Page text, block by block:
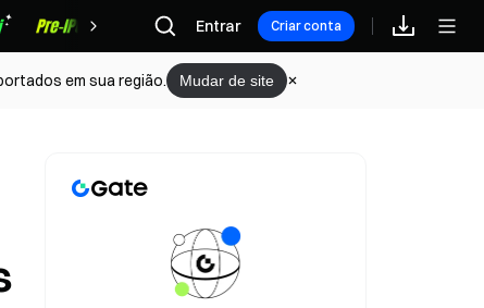
Recompensas
Entrar Criar conta
em sua região. Mudar de site